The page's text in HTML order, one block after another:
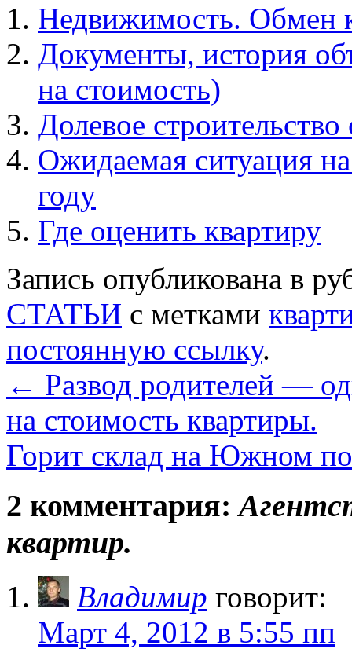
Недвижимость. Обмен
Документы, история
на стоимость)
Долевое
Ожидаемая ситуация
году
Где оценить квартиру
Запись опубликована в
СТАТЬИ с метками
постоянную ссылку.
← Развод родителей —
на стоимость квартиры.
Горит склад на Южном
2 комментария:
квартир.
Владимир говорит:
Март 4, 2012 в 5:55 пп